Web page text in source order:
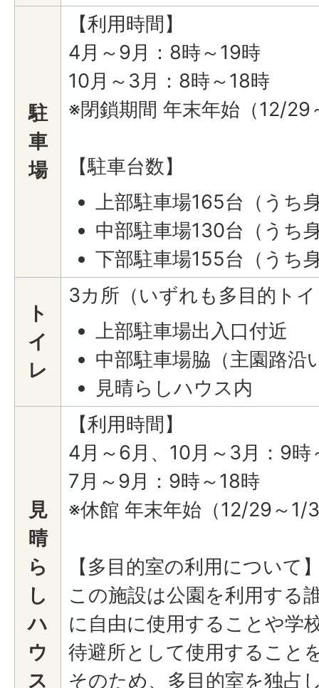
駐
車
場
【利用時間】
4月～9月：8時～19時
10月～3月：8時～18時
※閉鎖期間 年末年始（12/29
【駐車台数】
上部駐車場165台（うち
中部駐車場130台（うち
下部駐車場155台（うち
ト
イ
レ
3カ所（いずれも多目的ト
上部駐車場出入口付近
中部駐車場脇（主園路沿
見晴らしハウス内
見
晴
ら
し
ハ
ウ
ス
【利用時間】
4月～6月、10月～3月：9時
7月～9月：9時～18時
※休館 年末年始（12/29～1/
【多目的室の利用について
この施設は公園を利用する
に自由に使用することや学
待避所として使用すること
そのため、多目的室を独占